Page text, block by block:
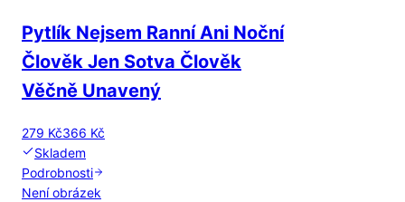
Pytlík Nejsem Ranní Ani Noční
Člověk Jen Sotva Člověk
Věčně Unavený
279 Kč366 Kč
Skladem
Podrobnosti
Není obrázek